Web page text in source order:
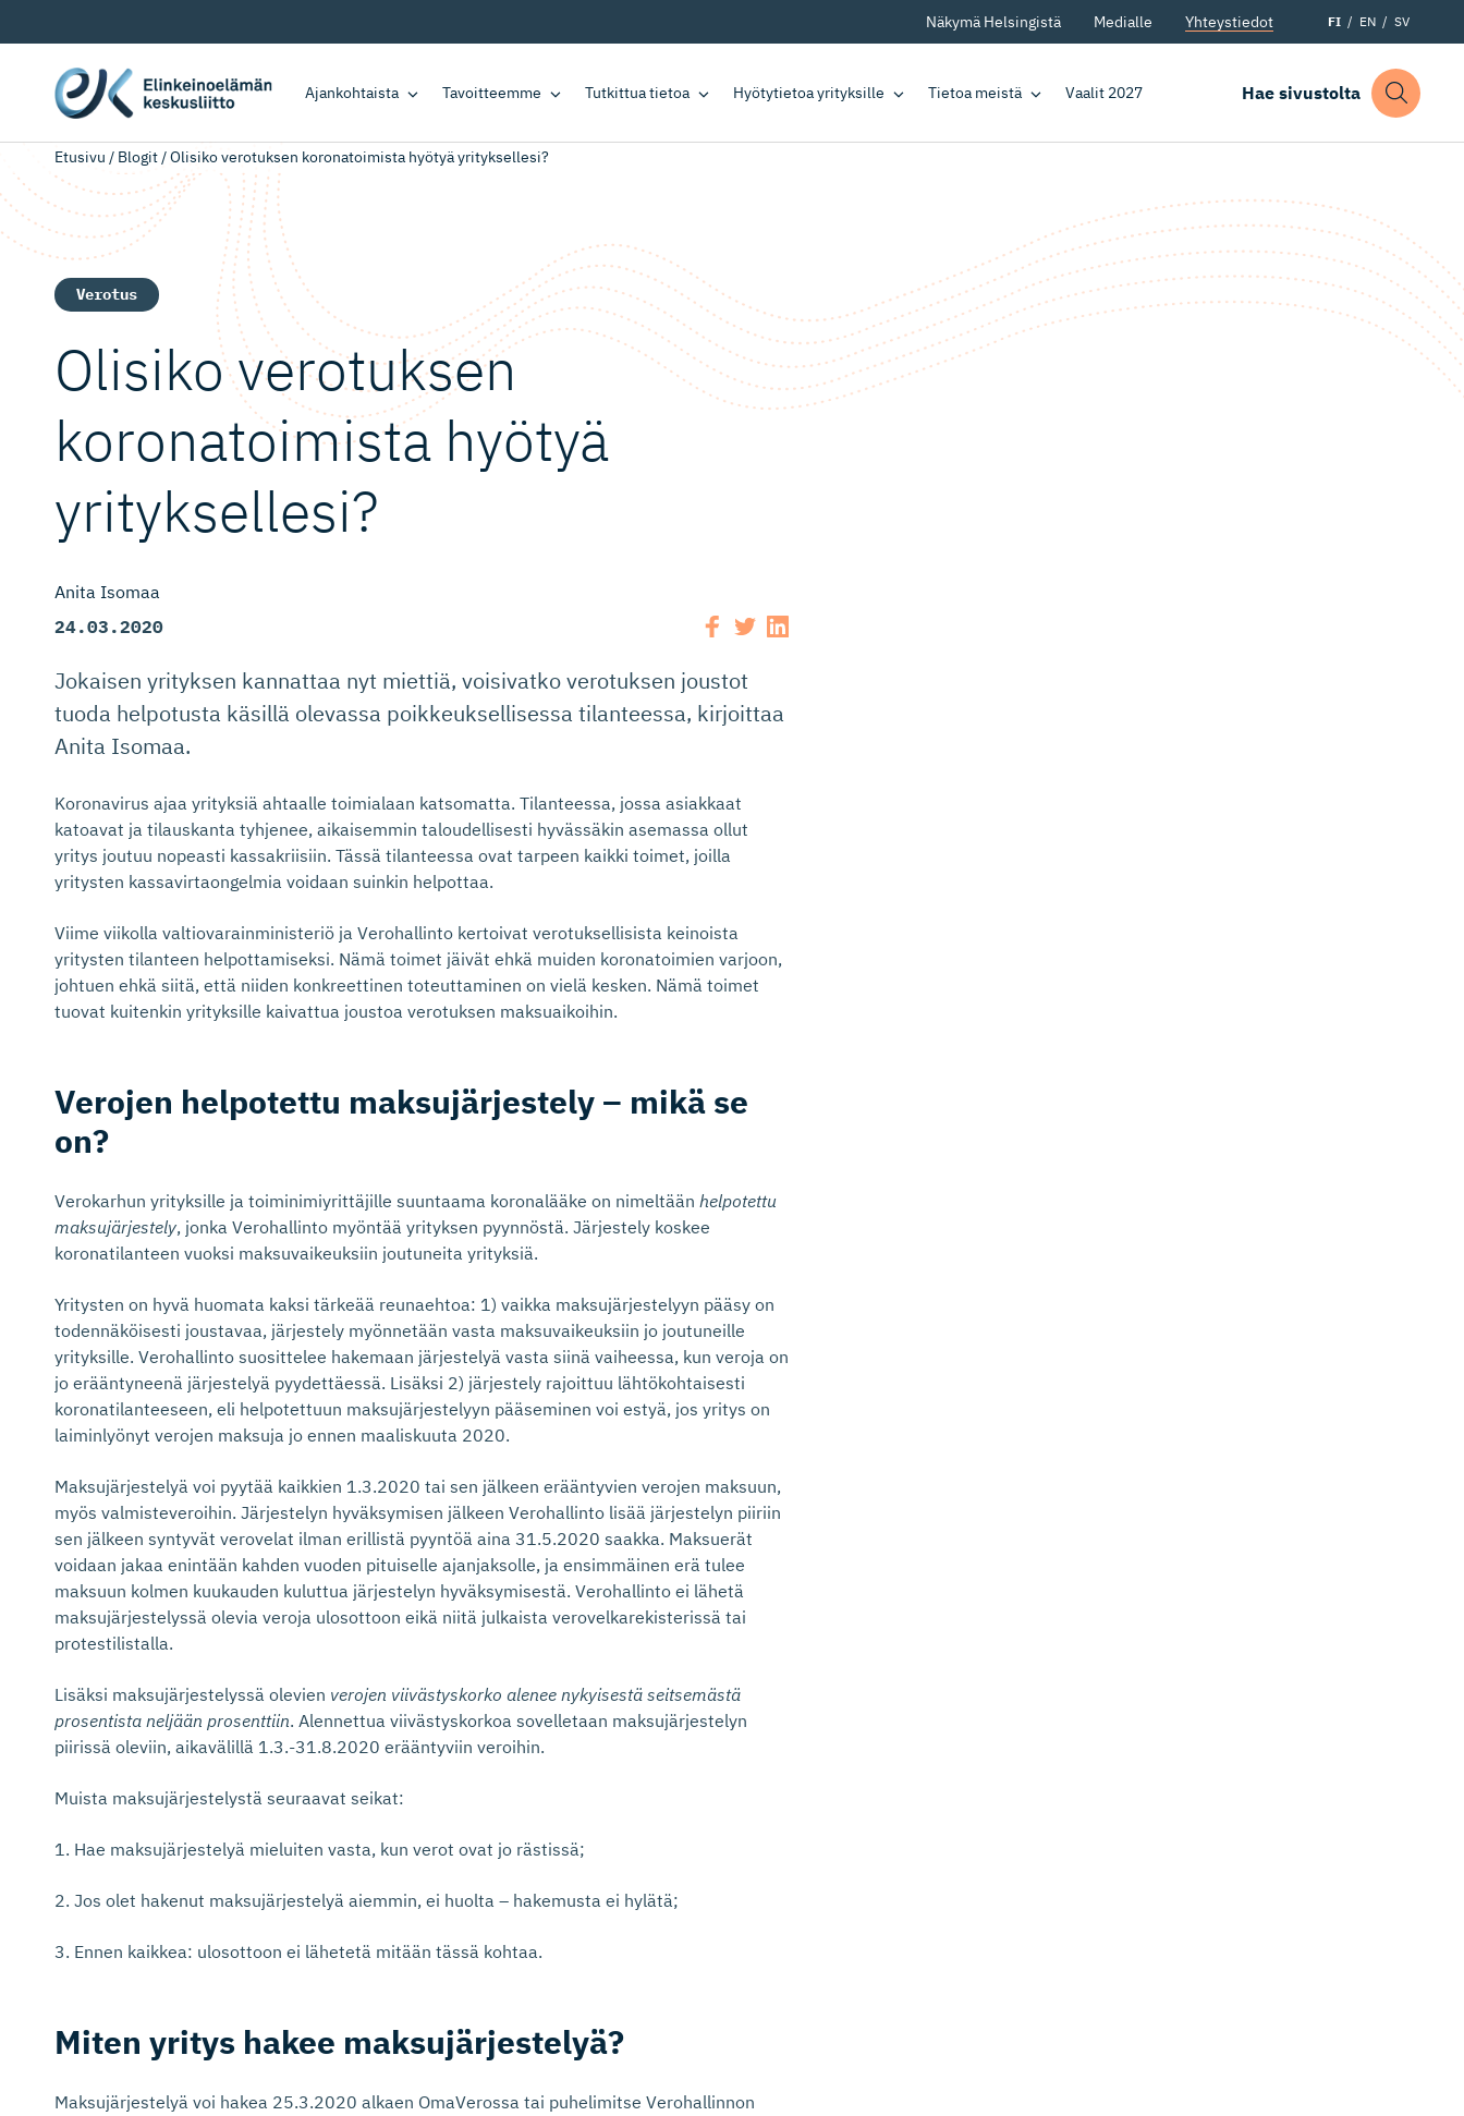
Näkymä Helsingistä Medialle Yhteystiedot FI EN SV
Ajankohtaista Tavoitteemme Tutkittua tietoa Hyötytietoa yrityksille Tietoa meistä Vaalit 2027 Hae sivustolta
Etusivu / Blogit/Olisiko verotuksen koronatoimista hyötyä yrityksellesi?
Verotus
Olisiko verotuksen
koronatoimista hyötyä
yrityksellesi?
Anita Isomaa
24.03.2020
Jokaisen yrityksen kannattaa nyt miettiä, voisivatko verotuksen joustot
tuoda helpotusta käsillä olevassa poikkeuksellisessa tilanteessa, kirjoittaa
Anita Isomaa.
Koronavirus ajaa yrityksiä ahtaalle toimialaan katsomatta. Tilanteessa, jossa asiakkaat
katoavat ja tilauskanta tyhjenee, aikaisemmin taloudellisesti hyvässäkin asemassa ollut
yritys joutuu nopeasti kassakriisiin. Tässä tilanteessa ovat tarpeen kaikki toimet, joilla
yritysten kassavirtaongelmia voidaan suinkin helpottaa.
Viime viikolla valtiovarainministeriö ja Verohallinto kertoivat verotuksellisista keinoista
yritysten tilanteen helpottamiseksi. Nämä toimet jäivät ehkä muiden koronatoimien varjoon,
johtuen ehkä siitä, että niiden konkreettinen toteuttaminen on vielä kesken. Nämä toimet
tuovat kuitenkin yrityksille kaivattua joustoa verotuksen maksuaikoihin.
Verojen helpotettu maksujärjestely – mikä se
on?
Verokarhun yrityksille ja toiminimiyrittäjille suuntaama koronalääke on nimeltään helpotettu
maksujärjestely, jonka Verohallinto myöntää yrityksen pyynnöstä. Järjestely koskee
koronatilanteen vuoksi maksuvaikeuksiin joutuneita yrityksiä.
Yritysten on hyvä huomata kaksi tärkeää reunaehtoa: 1) vaikka maksujärjestelyyn pääsy on
todennäköisesti joustavaa, järjestely myönnetään vasta maksuvaikeuksiin jo joutuneille
yrityksille. Verohallinto suosittelee hakemaan järjestelyä vasta siinä vaiheessa, kun veroja on
jo erääntyneenä järjestelyä pyydettäessä. Lisäksi 2) järjestely rajoittuu lähtökohtaisesti
koronatilanteeseen, eli helpotettuun maksujärjestelyyn pääseminen voi estyä, jos yritys on
laiminlyönyt verojen maksuja jo ennen maaliskuuta 2020.
Maksujärjestelyä voi pyytää kaikkien 1.3.2020 tai sen jälkeen erääntyvien verojen maksuun,
myös valmisteveroihin. Järjestelyn hyväksymisen jälkeen Verohallinto lisää järjestelyn piiriin
sen jälkeen syntyvät verovelat ilman erillistä pyyntöä aina 31.5.2020 saakka. Maksuerät
voidaan jakaa enintään kahden vuoden pituiselle ajanjaksolle, ja ensimmäinen erä tulee
maksuun kolmen kuukauden kuluttua järjestelyn hyväksymisestä. Verohallinto ei lähetä
maksujärjestelyssä olevia veroja ulosottoon eikä niitä julkaista verovelkarekisterissä tai
protestilistalla.
Lisäksi maksujärjestelyssä olevien verojen viivästyskorko alenee nykyisestä seitsemästä
prosentista neljään prosenttiin. Alennettua viivästyskorkoa sovelletaan maksujärjestelyn
piirissä oleviin, aikavälillä 1.3.-31.8.2020 erääntyviin veroihin.
Muista maksujärjestelystä seuraavat seikat:
1. Hae maksujärjestelyä mieluiten vasta, kun verot ovat jo rästissä;
2. Jos olet hakenut maksujärjestelyä aiemmin, ei huolta – hakemusta ei hylätä;
3. Ennen kaikkea: ulosottoon ei lähetetä mitään tässä kohtaa.
Miten yritys hakee maksujärjestelyä?
Maksujärjestelyä voi hakea 25.3.2020 alkaen OmaVerossa tai puhelimitse Verohallinnon